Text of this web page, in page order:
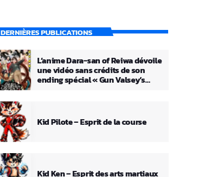
DERNIÈRES PUBLICATIONS
L’anime Dara-san of Reiwa dévoile
une vidéo sans crédits de son
ending spécial « Gun Valsey’s
Kid Pilote – Esprit de la course
Kid Ken – Esprit des arts martiaux